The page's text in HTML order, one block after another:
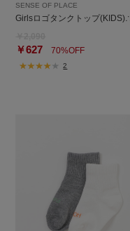
SENSE OF PLACE
Girlsロゴタンクトップ(KIDS)∴
￥627 70%OFF
2